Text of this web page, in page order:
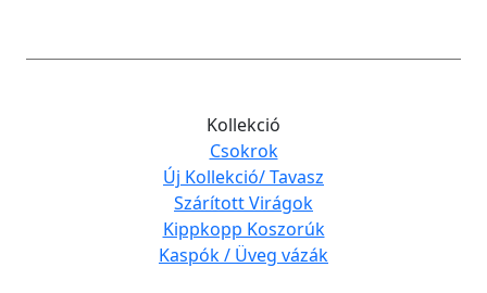
Kollekció
Csokrok
Új Kollekció/ Tavasz
Szárított Virágok
Kippkopp Koszorúk
Kaspók / Üveg vázák